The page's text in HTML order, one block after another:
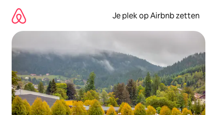
direct
naar
inhoud
Je plek op Airbnb zetten